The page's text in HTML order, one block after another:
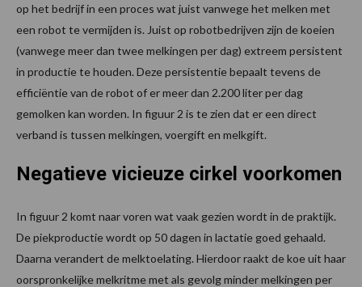
op het bedrijf in een proces wat juist vanwege het melken met
een robot te vermijden is. Juist op robotbedrijven zijn de koeien
(vanwege meer dan twee melkingen per dag) extreem persistent
in productie te houden. Deze persistentie bepaalt tevens de
efficiëntie van de robot of er meer dan 2.200 liter per dag
gemolken kan worden. In figuur 2 is te zien dat er een direct
verband is tussen melkingen, voergift en melkgift.
Negatieve vicieuze cirkel voorkomen
In figuur 2 komt naar voren wat vaak gezien wordt in de praktijk.
De piekproductie wordt op 50 dagen in lactatie goed gehaald.
Daarna verandert de melktoelating. Hierdoor raakt de koe uit haar
oorspronkelijke melkritme met als gevolg minder melkingen per